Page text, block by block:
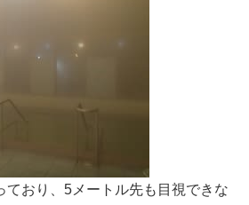
ており、5メートル先も目視できな